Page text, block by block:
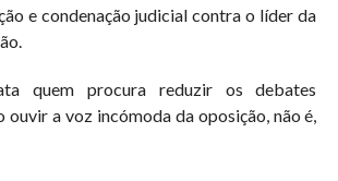
e condenação judicial contra o líder da
quem procura reduzir os debates
a voz incómoda da oposição, não é,